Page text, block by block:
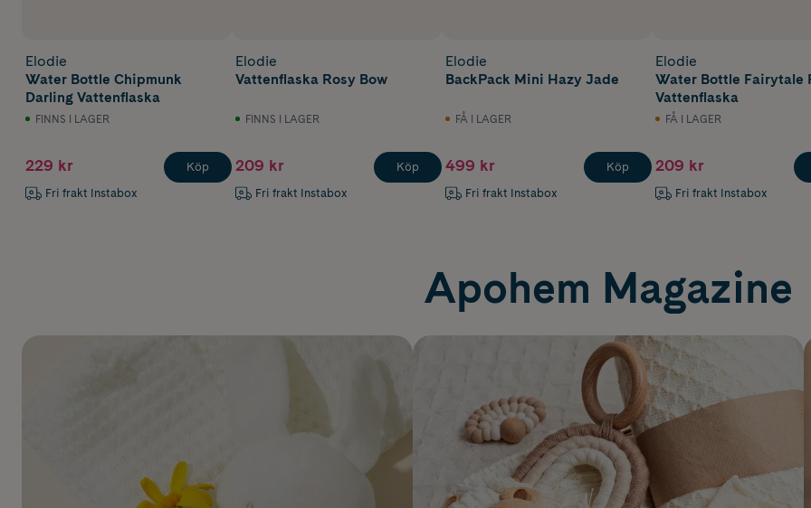
Elodie
Water Bottle Chipmunk
Darling Vattenflaska
FINNS I LAGER
229 kr
Fri frakt Instabox
Köp
Elodie
Vattenflaska Rosy Bow
FINNS I LAGER
209 kr
Fri frakt Instabox
Köp
Elodie
BackPack Mini Hazy Jade
FÅ I LAGER
499 kr
Fri frakt Instabox
Köp
Elodie
Water Bottle Fairytale
Vattenflaska
FÅ I LAGER
209 kr
Fri frakt Instabox
Apohem Magazine